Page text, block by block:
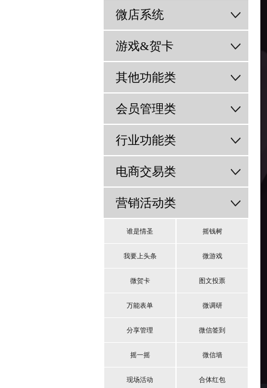
微店系统
游戏&贺卡
其他功能类
会员管理类
行业功能类
电商交易类
营销活动类
谁是情圣 摇钱树
我要上头条 微游戏
微贺卡 图文投票
万能表单 微调研
分享管理 微信签到
摇一摇 微信墙
现场活动 合体红包